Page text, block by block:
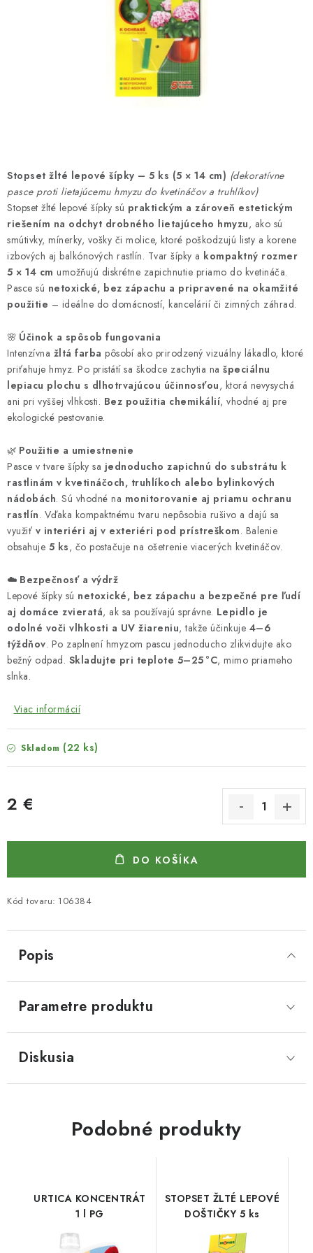
Kontakty
Obchodné podmienky
Podmienky ochrany osobných údajov
Stopset žlté lepové šípky – 5 ks (5 × 14 cm) (dekoratívne
pasce proti lietajúcemu hmyzu do kvetináčov a truhlíkov)
Stopset žlté lepové šípky sú praktickým a zároveň estetickým
riešením na odchyt drobného lietajúceho hmyzu, ako sú
smútivky, mínerky, vošky či molice, ktoré poškodzujú listy a korene
izbových aj balkónových rastlín. Tvar šípky a kompaktný rozmer
5 × 14 cm umožňujú diskrétne zapichnutie priamo do kvetináča.
Pasce sú netoxické, bez zápachu a pripravené na okamžité
použitie – ideálne do domácností, kancelárií či zimných záhrad.
🌸 Účinok a spôsob fungovania
Intenzívna žltá farba pôsobí ako prirodzený vizuálny lákadlo, ktoré
priťahuje hmyz. Po pristátí sa škodce zachytia na špeciálnu
lepiacu plochu s dlhotrvajúcou účinnosťou, ktorá nevysychá
ani pri vyššej vlhkosti. Bez použitia chemikálií, vhodné aj pre
ekologické pestovanie.
🌿 Použitie a umiestnenie
Pasce v tvare šípky sa jednoducho zapichnú do substrátu k
rastlinám v kvetináčoch, truhlíkoch alebo bylinkových
nádobách. Sú vhodné na monitorovanie aj priamu ochranu
rastlín. Vďaka kompaktnému tvaru nepôsobia rušivo a dajú sa
využiť v interiéri aj v exteriéri pod prístreškom. Balenie
obsahuje 5 ks, čo postačuje na ošetrenie viacerých kvetináčov.
☁️ Bezpečnosť a výdrž
Lepové šípky sú netoxické, bez zápachu a bezpečné pre ľudí
aj domáce zvieratá, ak sa používajú správne. Lepidlo je
odolné voči vlhkosti a UV žiareniu, takže účinkuje 4–6
týždňov. Po zaplnení hmyzom pascu jednoducho zlikvidujte ako
bežný odpad. Skladujte pri teplote 5–25 °C, mimo priameho
slnka.
Viac informácií
Skladom (22 ks)
2 €
DO KOŠÍKA
Kód tovaru: 106384
Popis
Parametre produktu
Diskusia
Podobné produkty
URTICA KONCENTRÁT
1 l PG
STOPSET ŽLTÉ LEPOVÉ
DOŠTIČKY 5 ks